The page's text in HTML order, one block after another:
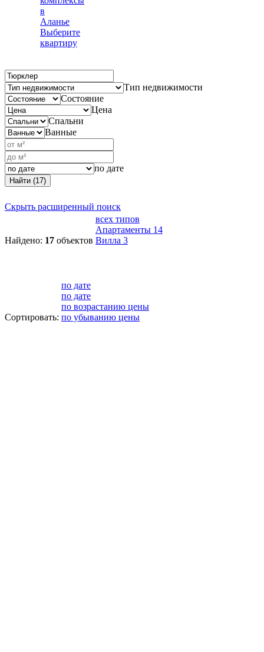
в
Аланье
Выберите
квартиру
Тип недвижимости
Состояние
Цена
Спальни
Ванные
по дате
Найти (17)
Скрыть расширенный поиск
Найдено: 17 объектов
всех типов
Апартаменты 14
Вилла 3
Сортировать:
по дате
по дате
по возрастанию цены
по убыванию цены